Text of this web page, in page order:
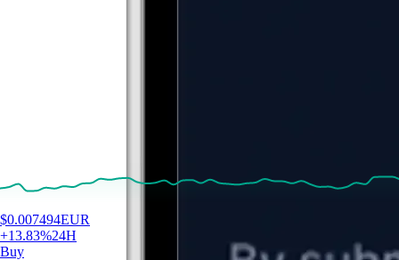
$0.007494EUR
+13.83%24H
Buy